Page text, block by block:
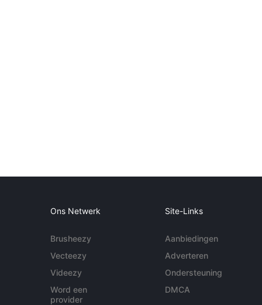
Ons Netwerk
Brusheezy
Vecteezy
Videezy
Word een
provider
Site-Links
Aanbiedingen
Adverteren
Ondersteuning
DMCA